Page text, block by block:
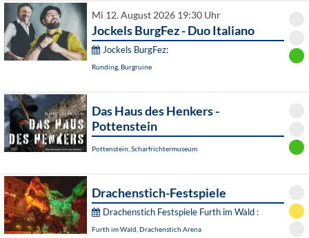
Mi 12. August 2026 19:30 Uhr
Jockels BurgFez - Duo Italiano
Jockels BurgFez:
Runding, Burgruine
Das Haus des Henkers -
Pottenstein
Pottenstein, Scharfrichtermuseum
Drachenstich-Festspiele
Drachenstich Festspiele Furth im Wald :
Furth im Wald, Drachenstich Arena